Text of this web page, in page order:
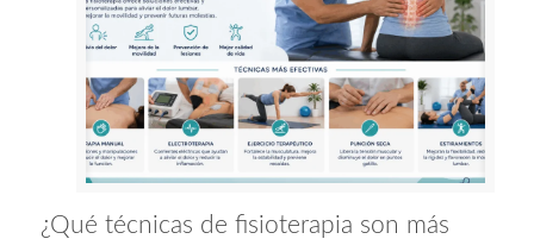
¿Qué técnicas de fisioterapia son más